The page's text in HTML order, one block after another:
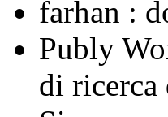
farhan :
Publy
di ricerca